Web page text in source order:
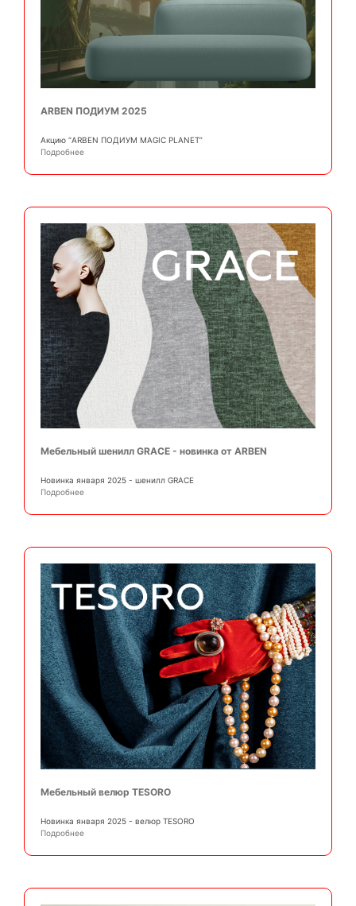
ARBEN ПОДИУМ 2025
Акцию “ARBEN ПОДИУМ MAGIC PLANET”
Подробнее
Мебельный шенилл GRACE - новинка от ARBEN
Новинка января 2025 - шенилл GRACE
Подробнее
Мебельный велюр TESORO
Новинка января 2025 - велюр TESORO
Подробнее